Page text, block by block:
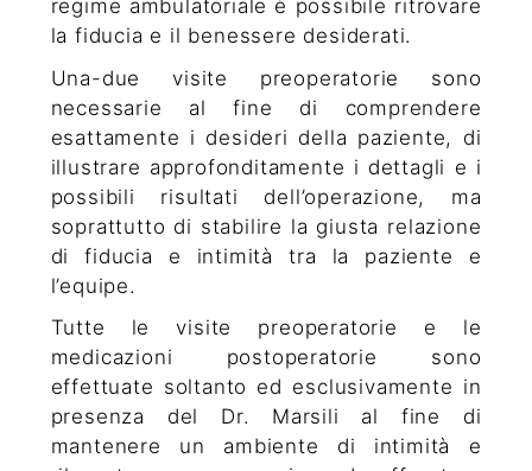
regime ambulatoriale è possibile ritrovare
la fiducia e il benessere desiderati.
Una-due visite preoperatorie sono
necessarie al fine di comprendere
esattamente i desideri della paziente, di
illustrare approfonditamente i dettagli e i
possibili risultati dell’operazione, ma
soprattutto di stabilire la giusta relazione
di fiducia e intimità tra la paziente e
l’equipe.
Tutte le visite preoperatorie e le
medicazioni postoperatorie sono
effettuate soltanto ed esclusivamente in
presenza del Dr. Marsili al fine di
mantenere un ambiente di intimità e